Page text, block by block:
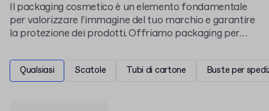
Il packaging cosmetico è un elemento fondamentale
per valorizzare l’immagine del tuo marchio e garantire
la protezione dei prodotti. Offriamo packaging per
disponibili in varie forme, dimensioni e colori, con la
possibilità di aggiungere stampe o loghi aziendali. Nella
nostra gamma troverai scatole, vasetti, flaconi e
Qualsiasi Scatole Tubi di cartone Buste per